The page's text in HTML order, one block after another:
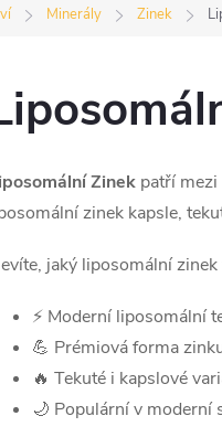
Minerály Zinek
Zinek patří
zinek kapsle,
jaký liposomální
⚡ Moderní liposomální
💪 Prémiová forma
🔥 Tekuté i kapslové
🌙 Populární v moderní